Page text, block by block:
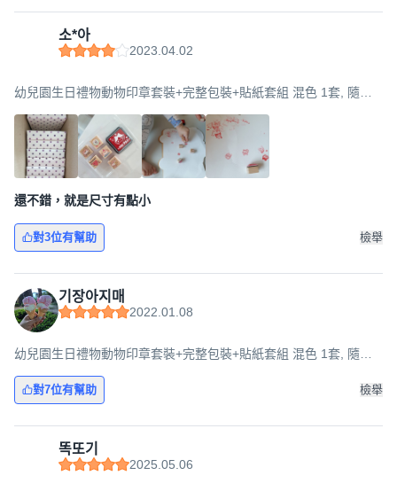
소*아
2023.04.02
幼兒園生日禮物動物印章套裝+完整包裝+貼紙套組 混色 1套, 隨機
還不錯，就是尺寸有點小
對3位有幫助 檢舉
기장아지매
2022.01.08
幼兒園生日禮物動物印章套裝+完整包裝+貼紙套組 混色 1套, 隨機
對7位有幫助 檢舉
똑또기
2025.05.06